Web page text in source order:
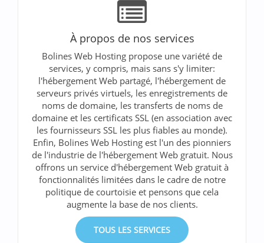
À propos de nos services
Bolines Web Hosting propose une variété de
services, y compris, mais sans s'y limiter:
l'hébergement Web partagé, l'hébergement de
serveurs privés virtuels, les enregistrements de
noms de domaine, les transferts de noms de
domaine et les certificats SSL (en association avec
les fournisseurs SSL les plus fiables au monde).
Enfin, Bolines Web Hosting est l'un des pionniers
de l'industrie de l'hébergement Web gratuit. Nous
offrons un service d'hébergement Web gratuit à
fonctionnalités limitées dans le cadre de notre
politique de courtoisie et pensons que cela
augmente la base de nos clients.
TOUS LES SERVICES